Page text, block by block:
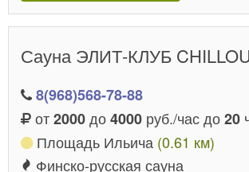
Сауна ЭЛИТ-КЛУБ
8(968)568-78-88
от2000до4000 руб./час до20
Площадь Ильича (0.61 км)
Финско-русская сауна